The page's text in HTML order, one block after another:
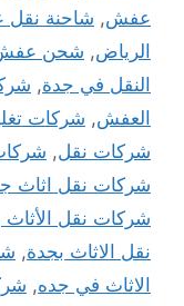
عفش, شاحنة
الرياض, شحن عفش
النقل في جدة,
العفش, شركات
شركات نقل,
شركات نقل اثاث
شركات نقل الأثاث
نقل الاثاث بجدة,
الاثاث في جده,